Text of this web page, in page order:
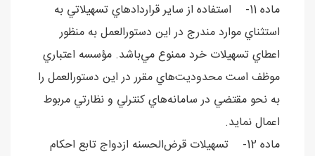
ماده 11- استفاده از ساير قراردادهاي تسهيلاتي به
استثناي موارد مندرج در اين دستورالعمل به منظور
اعطاي تسهيلات خرد ممنوع مي‌باشد. مؤسسه اعتباري
موظف ‌است محدوديت‌هاي مقرر در اين دستورالعمل را
به نحو مقتضي در سامانه‌هاي کنترلي و نظارتي مربوط
اعمال نمايد.
ماده 12- تسهیلات قرض‌الحسنه ازدواج تابع احکام